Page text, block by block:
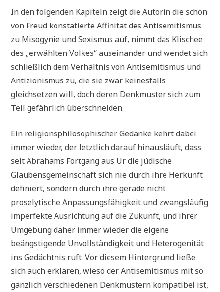
In den folgenden Kapiteln zeigt die Autorin die schon
von Freud konstatierte Affinität des Antisemitismus
zu Misogynie und Sexismus auf, nimmt das Klischee
des „erwählten Volkes“ auseinander und wendet sich
schließlich dem Verhältnis von Antisemitismus und
Antizionismus zu, die sie zwar keinesfalls
gleichsetzen will, doch deren Denkmuster sich zum
Teil gefährlich überschneiden.
Ein religionsphilosophischer Gedanke kehrt dabei
immer wieder, der letztlich darauf hinausläuft, dass
seit Abrahams Fortgang aus Ur die jüdische
Glaubensgemeinschaft sich nie durch ihre Herkunft
definiert, sondern durch ihre gerade nicht
proselytische Anpassungsfähigkeit und zwangsläufig
imperfekte Ausrichtung auf die Zukunft, und ihrer
Umgebung daher immer wieder die eigene
beängstigende Unvollständigkeit und Heterogenität
ins Gedächtnis ruft. Vor diesem Hintergrund ließe
sich auch erklären, wieso der Antisemitismus mit so
gänzlich verschiedenen Denkmustern kompatibel ist,